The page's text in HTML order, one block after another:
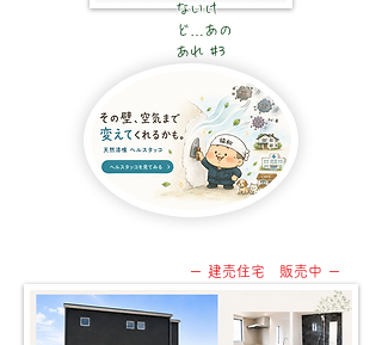
ないけ
ど…あの
あれ #3
ー​ 建売住宅 販売中 ー